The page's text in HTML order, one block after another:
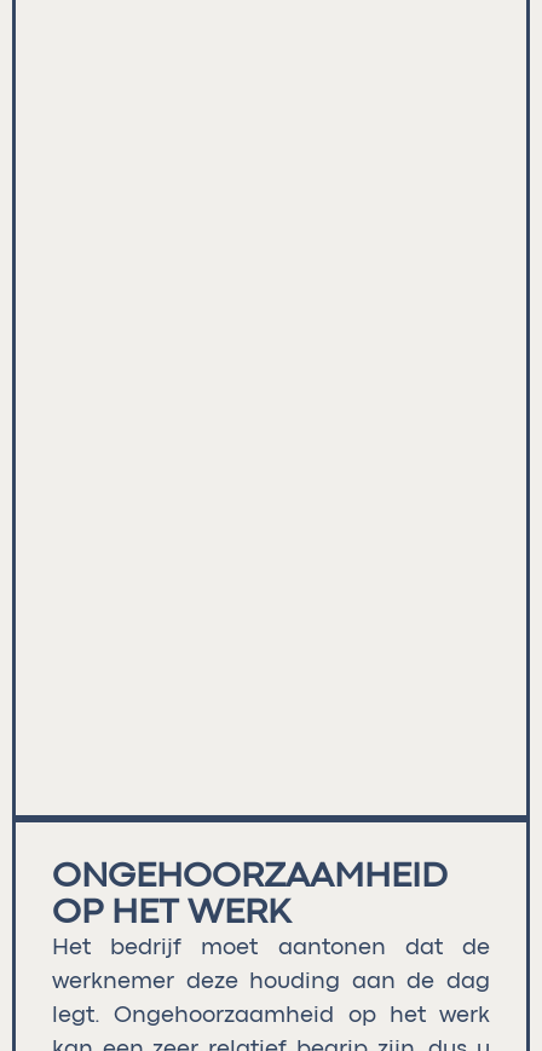
ONGEHOORZAAMHEID
OP HET WERK
Het bedrijf moet aantonen dat de
werknemer deze houding aan de dag
legt. Ongehoorzaamheid op het werk